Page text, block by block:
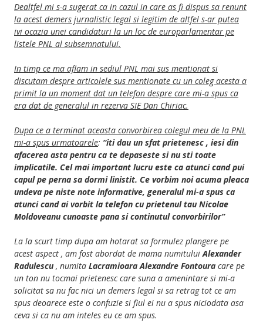
Dealtfel mi s-a sugerat ca in cazul in care as fi dispus sa renunt
la acest demers jurnalistic legal si legitim de altfel s-ar putea
ivi ocazia unei candidaturi la un loc de europarlamentar pe
listele PNL al subsemnatului.
In timp ce ma aflam in sediul PNL mai sus mentionat si
discutam despre articolele sus mentionate cu un coleg acesta a
primit la un moment dat un telefon despre care mi-a spus ca
era dat de generalul in rezerva SIE Dan Chiriac.
Dupa ce a terminat aceasta convorbirea colegul meu de la PNL
mi-a spus urmatoarele: “iti dau un sfat prietenesc , iesi din
afacerea asta pentru ca te depaseste si nu sti toate
implicatile. Cel mai important lucru este ca atunci cand pui
capul pe perna sa dormi linistit. Ce vorbim noi acuma pleaca
undeva pe niste note informative, generalul mi-a spus ca
atunci cand ai vorbit la telefon cu prietenul tau Nicolae
Moldoveanu cunoaste pana si continutul convorbirilor”
La la scurt timp dupa am hotarat sa formulez plangere pe
acest aspect , am fost abordat de mama numitului Alexander
Radulescu, numita Lacramioara Alexandre Fontoura care pe
un ton nu tocmai prietenesc care suna a amenintare si mi-a
solicitat sa nu fac nici un demers legal si sa retrag tot ce am
spus deoarece este o confuzie si fiul ei nu a spus niciodata asa
ceva si ca nu am inteles eu ce am spus.